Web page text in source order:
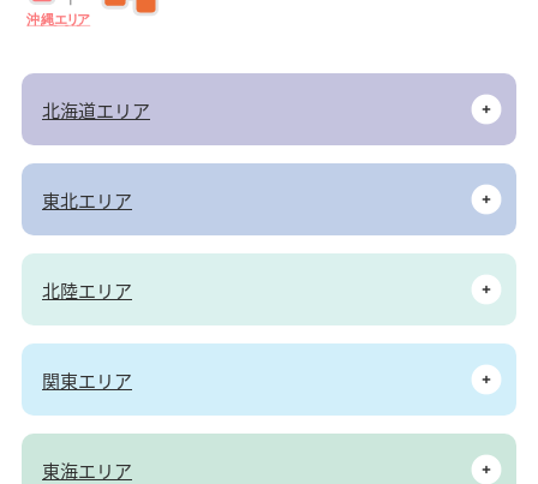
沖縄エリア
北海道エリア
東北エリア
北陸エリア
関東エリア
東海エリア